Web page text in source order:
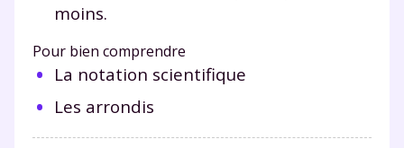
moins.
Pour bien comprendre
La notation scientifique
Les arrondis